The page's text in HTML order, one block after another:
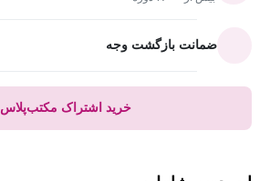
ضمانت بازگشت وجه
خرید اشتراک مکتب‌پلاس